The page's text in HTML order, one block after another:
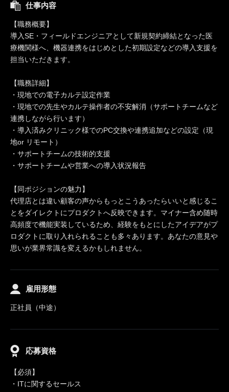
仕事内容
【職務概要】
導入SE・フィールドエンジニアとして新規契約締結となった医
療機関様へ、機器連携をはじめとした初期設定などの導入支援を
担当いただきます。
【職務詳細】
・現地での電子カルテ設定作業
・現地での先生やカルテ操作者の不安解消（サポートチームなど
連携しながら行います）
・導入済みクリニック様でのPC交換や連携追加などの設定（現
地or リモート）
・サポートチームの技術的支援
・サポートチームや営業への導入状況報告
【同ポジションの魅力】
代理店とは違い顧客の声からもっとこうあったらいいと感じるこ
とをダイレクトにプロダクトへ反映できます。マイナー含め随時
高頻度で機能実装しているため、経験をもとにしたアイデアがプ
ロダクトに取り入れられることも多々あります。あなたの意見や
思いが業界常識を変えるかもしれません。
雇用形態
正社員（中途）
応募資格
【必須】
・ITに関するセールス